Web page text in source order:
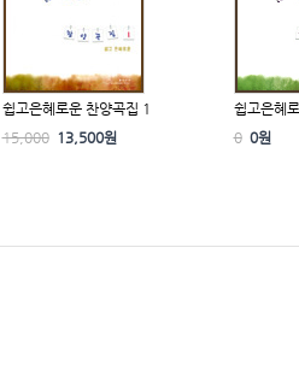
쉽고은혜로운 찬양곡집 1
15,000 13,500원
쉽고은혜
0 0원